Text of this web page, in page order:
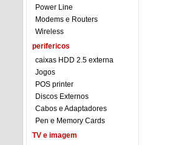
Power Line
Modems e Routers
Wireless
perifericos
caixas HDD 2.5 externa
Jogos
POS printer
Discos Externos
Cabos e Adaptadores
Pen e Memory Cards
TV e imagem